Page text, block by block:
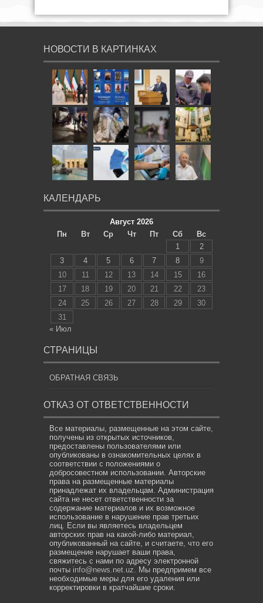
НОВОСТИ В КАРТИНКАХ
КАЛЕНДАРЬ
Август 2026
Пн
Вт Ср Чт Пт Сб
Вс
1
2
3
4 5 6 7 8
9
10
11 12 13 14 15
16
17
18 19 20 21 22
23
24
25 26 27 28 29
30
31
« Июл
СТРАНИЦЫ
ОБРАТНАЯ СВЯЗЬ
ОТКАЗ ОТ ОТВЕТСТВЕННОСТИ
Все материалы, размещенные на этом сайте,
получены из открытых источников,
предоставлены пользователями или
опубликованы в ознакомительных целях в
соответствии с положениями о
добросовестном использовании. Авторские
права на размещенные материалы
принадлежат их владельцам. Администрация
сайта не несет ответственности за
содержание материалов и их возможное
использование в нарушение прав третьих
лиц. Если вы являетесь владельцем
авторских прав на какой-либо материал,
опубликованный на сайте, и считаете, что его
размещение нарушает ваши права,
свяжитесь с нами по адресу электронной
почты info@news.net.uz . Мы предпримем все
необходимые меры для его удаления или
корректировки в кратчайшие сроки.